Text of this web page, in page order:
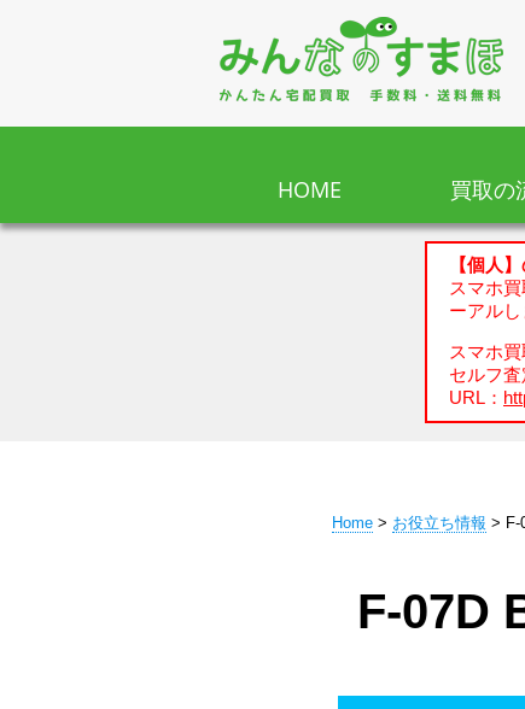
HOME 買取の
【個人
スマホ
ーアル
スマホ
セルフ
URL：
Home > お役立ち情報 > F-
F-07D